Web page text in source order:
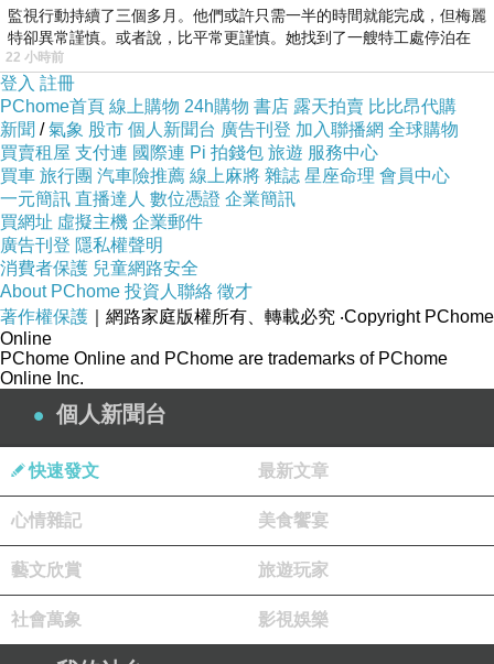
李冰冰美豔動人，五官精緻。
女強人版的李冰冰，知性優雅。
監視行動持續了三個多月。他們或許只需一半的時間就能完成，但梅麗
特卻異常謹慎。或者說，比平常更謹慎。她找到了一艘特工處停泊在
22 小時前
登入 註冊
PChome首頁 線上購物 24h購物 書店 露天拍賣 比比昂代購
新聞 /氣象 股市 個人新聞台 廣告刊登 加入聯播網 全球購物
買賣租屋 支付連 國際連 Pi 拍錢包 旅遊 服務中心
買車 旅行團 汽車險推薦 線上麻將 雜誌 星座命理 會員中心
一元簡訊 直播達人 數位憑證 企業簡訊
買網址 虛擬主機 企業郵件
廣告刊登 隱私權聲明
消費者保護 兒童網路安全
About PChome 投資人聯絡 徵才
著作權保護 ｜網路家庭版權所有、轉載必究 ‧Copyright PChome
Online
PChome Online and PChome are trademarks of PChome
Online Inc.
個人新聞台
快速發文 最新文章
心情雜記 美食饗宴
藝文欣賞 旅遊玩家
社會萬象 影視娛樂